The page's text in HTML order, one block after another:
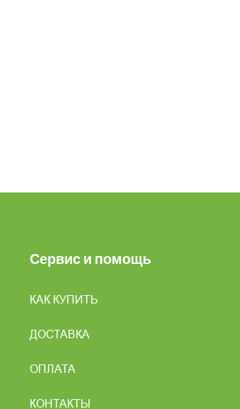
Сервис и помощь
КАК КУПИТЬ
ДОСТАВКА
ОПЛАТА
КОНТАКТЫ